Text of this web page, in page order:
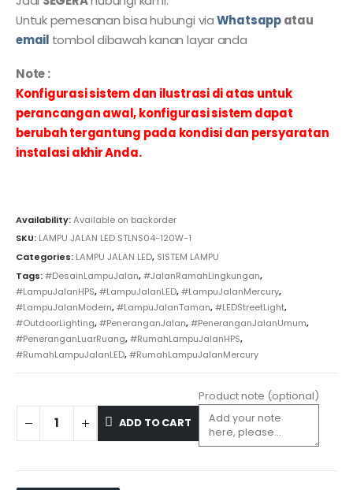
Untuk pemesanan bisa hubungi viaWhatsappatau
email tombol dibawah kanan layar anda
Note :
Konfigurasi sistem dan ilustrasi di atas untuk
perancangan awal, konfigurasi sistem dapat
berubah tergantung pada kondisi dan persyaratan
instalasi akhir Anda.
Availability:Available on backorder
SKU: LAMPU JALAN LED STLNS04-120W-1
Categories: LAMPU JALAN LED, SISTEM LAMPU
Tags:#DesainLampuJalan,#JalanRamahLingkungan,
#LampuJalanHPS,#LampuJalanLED,#LampuJalanMercury,
#LampuJalanModern,#LampuJalanTaman,#LEDStreetLight,
#OutdoorLighting,#PeneranganJalan,#PeneranganJalanUmum,
#PeneranganLuarRuang,#RumahLampuJalanHPS,
#RumahLampuJalanLED,#RumahLampuJalanMercury
ADD TO CART
Product note (optional)